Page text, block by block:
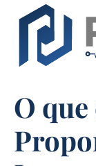
O que